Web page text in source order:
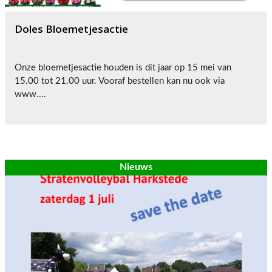
Nieuws
Doles Bloemetjesactie
Onze bloemetjesactie houden is dit jaar op 15 mei van
15.00 tot 21.00 uur. Vooraf bestellen kan nu ook via
www....